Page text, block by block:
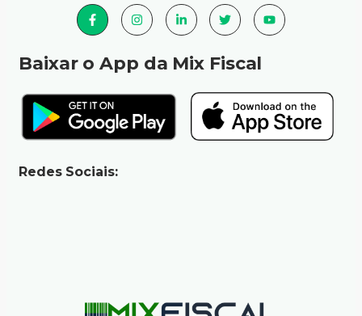
Baixar o App da Mix Fiscal
Redes Sociais: